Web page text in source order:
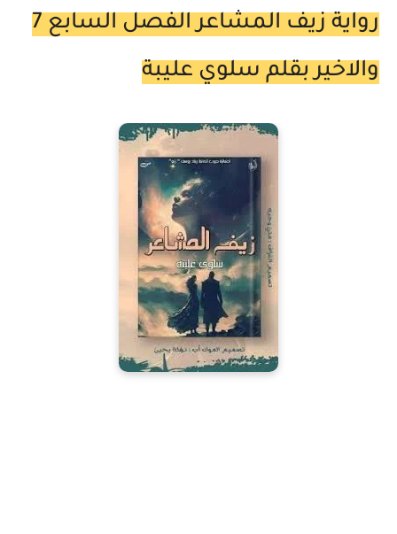
رواية زيف المشاعر الفصل السابع 7
والاخير بقلم سلوي عليبة